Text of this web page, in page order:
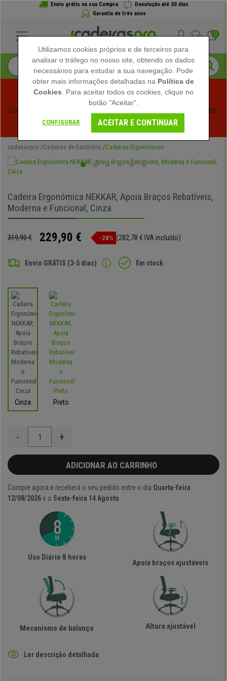
Envio grátis na sua Compra
Devolução até 30 dias
Garantia de três anos
0
Começam os Saldos de Verão em Cadeiraspro! Descontos
Exclusivos por Tempo Limitado - Ver Promoção
cadeiraspro Cadeiras de Escritório Cadeiras Ergonómicas
Cadeira Ergonómica NEKKAR, Apoia Braços Rebatíveis,
Moderna e Funcional, Cinza
319,90 € 229,90 € -28% (282,78 € IVA incluído)
Envio GRÁTIS (3-5 dias) Em stock
Cinza Preto
- +
ADICIONAR AO CARRINHO
Compre agora e receberá o seu pedido entre o dia Quarta-feira
12/08/2026 e o Sexta-feira 14 Agosto
Uso Diário 8 horas
Apoia braços ajustáveis
Mecanismo de balanço Altura ajustável
Ler descrição detalhada
Utilizamos cookies próprios e de terceiros para
analisar o tráfego no nosso site, obtendo os dados
necessários para estudar a sua navegação. Pode
obter mais informações detalhadas na Política de
Cookies . Para aceitar todos os cookies, clique no
botão "Aceitar".
CONFIGURAR ACEITAR E CONTINUAR